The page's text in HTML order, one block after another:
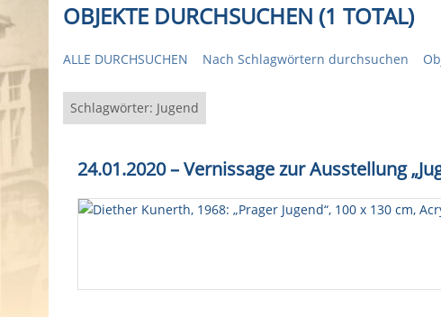
r
H
u
p
e
OBJEKTE DURCHSUCHEN (1 TOTAL)
ALLE DURCHSUCHEN Nach Schlagwörtern durchsuchen
Schlagwörter: Jugend
24.01.2020 – Vernissage zur Ausstellung